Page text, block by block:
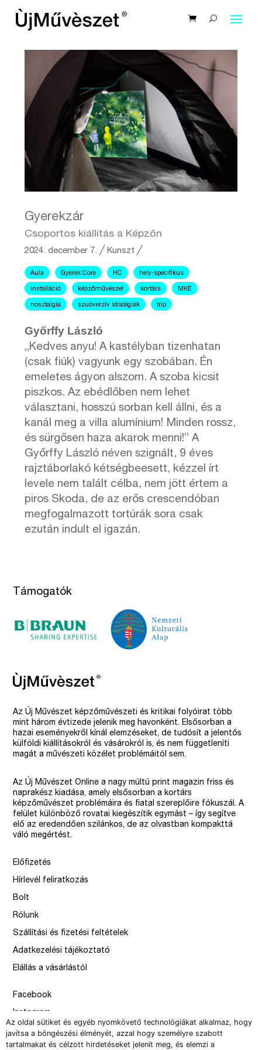
Az oldal sütiket és egyéb nyomkövető technológiákat alkalmaz, hogy
javítsa a böngészési élményét, azzal hogy személyre szabott
tartalmakat és célzott hirdetéseket jelenít meg, és elemzi a
Gyerekzár
Csoportos kiállítás a Képzőn
2024. december 7. ╱Kunszt ╱
Aula Gyerek:Core HC hely-specifikus
installáció képzőművészet kortárs MKE
nosztalgia szubverzív stratégiák trip
Győrffy László
„Kedves anyu! A kastélyban tizenhatan
(csak fiúk) vagyunk egy szobában. Én
emeletes ágyon alszom. A szoba kicsit
piszkos. Az ebédlőben nem lehet
választani, hosszú sorban kell állni, és a
kanál meg a villa alumínium! Minden rossz,
és sürgősen haza akarok menni!” A
Győrffy László néven szignált, 9 éves
rajztáborlakó kétségbeesett, kézzel írt
levele nem talált célba, nem jött értem a
piros Skoda, de az erős crescendóban
megfogalmazott tortúrák sora csak
ezután indult el igazán.
Támogatók
Az Új Művészet képzőművészeti és kritikai folyóirat több
mint három évtizede jelenik meg havonként. Elsősorban a
hazai eseményekről kínál elemzéseket, de tudósít a jelentős
külföldi kiállításokról és vásárokról is, és nem függetleníti
magát a művészeti közélet problémáitól sem.
Az Új Művészet Online a nagy múltú print magazin friss és
naprakész kiadása, amely elsősorban a kortárs
képzőművészet problémáira és fiatal szereplőire fókuszál. A
felület különböző rovatai kiegészítik egymást – így segítve
elő az eredendően szilánkos, de az olvastban kompakttá
váló megértést.
Előfizetés
Hírlevél feliratkozás
Bolt
Rólunk
Szállítási és fizetési feltételek
Adatkezelési tájékoztató
Elállás a vásárlástól
Facebook
Instagram
Issue